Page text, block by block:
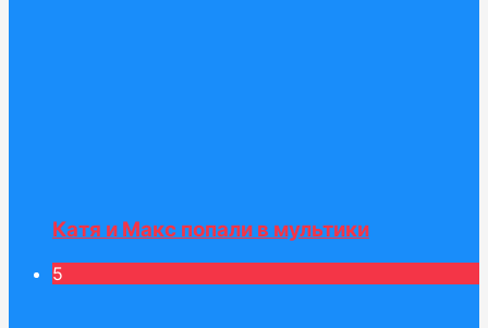
Катя и Макс попали в мультики
5